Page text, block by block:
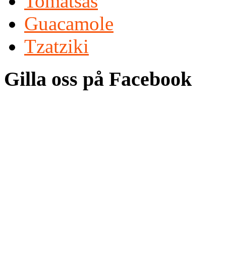
Guacamole
Tzatziki
Gilla oss på Facebook